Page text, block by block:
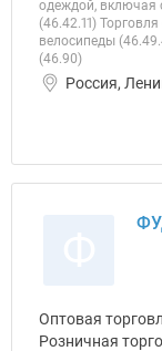
одеждой, включая
(46.42.11)
велосипеды
(46.90)
Россия,
Оптовая
Розничная